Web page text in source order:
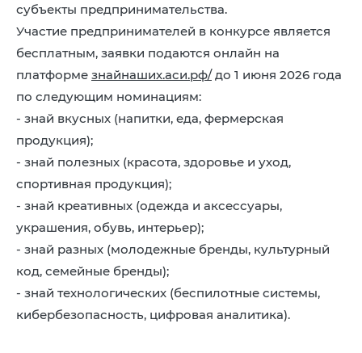
субъекты предпринимательства.
Участие предпринимателей в конкурсе является
бесплатным, заявки подаются онлайн на
платформе знайнаших.аси.рф/до 1 июня 2026 года
по следующим номинациям:
- знай вкусных (напитки, еда, фермерская
продукция);
- знай полезных (красота, здоровье и уход,
спортивная продукция);
- знай креативных (одежда и аксессуары,
украшения, обувь, интерьер);
- знай разных (молодежные бренды, культурный
код, семейные бренды);
- знай технологических (беспилотные системы,
кибербезопасность, цифровая аналитика).